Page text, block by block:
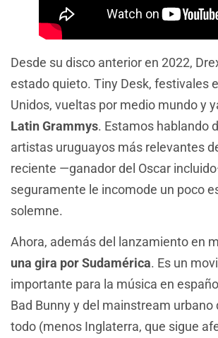
Desde su disco anterior en 2022,
estado quieto. Tiny Desk, festivales
Unidos, vueltas por medio mundo y
Latin Grammys. Estamos hablando
artistas uruguayos más relevantes
reciente —ganador del Oscar
seguramente le incomode un poco
solemne.
Ahora, además del lanzamiento en
una gira por Sudamérica. Es un
importante para la música en
Bad Bunny y del mainstream urbano
todo (menos Inglaterra, que sigue